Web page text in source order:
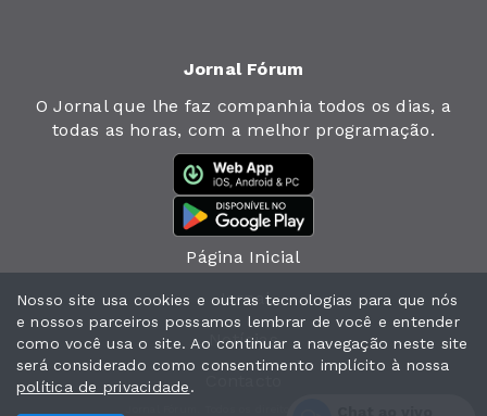
Jornal Fórum
O Jornal que lhe faz companhia todos os dias, a
todas as horas, com a melhor programação.
Página Inicial
Jornal
Notícias
Nosso site usa cookies e outras tecnologias para que nós
e nossos parceiros possamos lembrar de você e entender
como você usa o site. Ao continuar a navegação neste site
será considerado como consentimento implícito à nossa
política de privacidade.